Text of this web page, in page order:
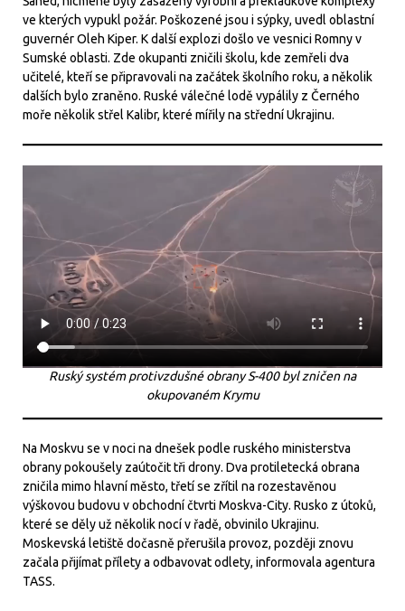
ve kterých vypukl požár. Poškozené jsou i sýpky, uvedl oblastní
guvernér Oleh Kiper. K další explozi došlo ve vesnici Romny v
Sumské oblasti. Zde okupanti zničili školu, kde zemřeli dva
učitelé, kteří se připravovali na začátek školního roku, a několik
dalších bylo zraněno. Ruské válečné lodě vypálily z Černého
moře několik střel Kalibr, které mířily na střední Ukrajinu.
Ruský systém protivzdušné obrany S-400 byl zničen na
okupovaném Krymu
Na Moskvu se v noci na dnešek podle ruského ministerstva
obrany pokoušely zaútočit tři drony. Dva protiletecká obrana
zničila mimo hlavní město, třetí se zřítil na rozestavěnou
výškovou budovu v obchodní čtvrti Moskva-City. Rusko z útoků,
které se děly už několik nocí v řadě, obvinilo Ukrajinu.
Moskevská letiště dočasně přerušila provoz, později znovu
začala přijímat přílety a odbavovat odlety, informovala agentura
TASS.